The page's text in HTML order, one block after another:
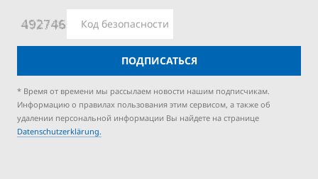
ПОДПИСАТЬСЯ
* Время от времени мы рассылаем новости нашим подписчикам.
Информацию о правилах пользования этим сервисом, а также об
удалении персональной информации Вы найдете на странице
Datenschutzerklärung.